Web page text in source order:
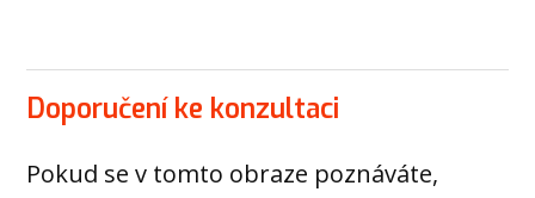
Doporučení ke konzultaci
Pokud se v tomto obraze poznáváte,